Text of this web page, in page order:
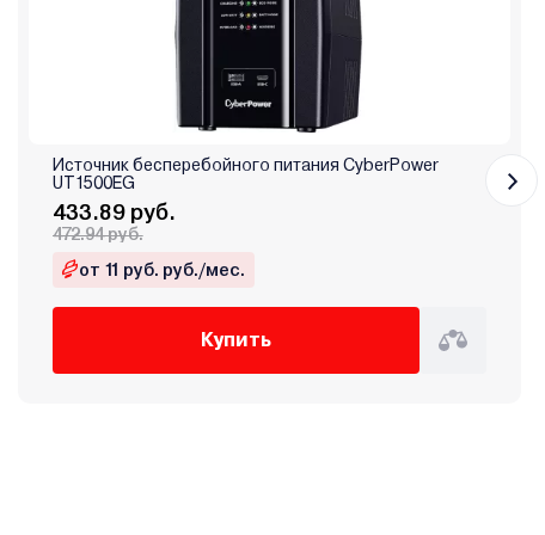
Источник бесперебойного питания CyberPower
UT1500EG
433.89 руб.
472.94 руб.
от 11 руб. руб./мес.
Купить